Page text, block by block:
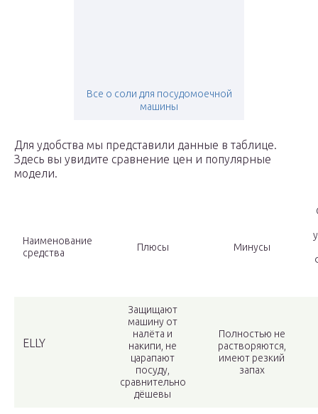
Все о соли для посудомоечной
машины
Для удобства мы представили данные в таблице.
Здесь вы увидите сравнение цен и популярные
модели.
Наименование
средства
Плюсы Минусы
ELLY
Защищают
машину от
налёта и
накипи, не
царапают
посуду,
сравнительно
дёшевы
Полностью не
растворяются,
имеют резкий
запах